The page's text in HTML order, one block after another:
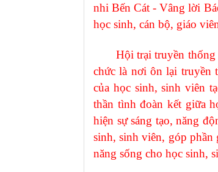
nhi Bến Cát - Vâng lời
học sinh, cán bộ, giáo
Hội trại truyền thống
chức là nơi ôn lại truyền
của học sinh, sinh viên
thần tình đoàn kết giữa
hiện sự sáng tạo, năng
sinh, sinh viên, góp
năng sống cho học sinh,